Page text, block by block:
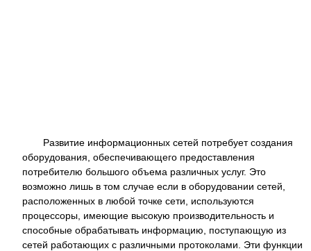
Развитие информационных сетей потребует создания
оборудования, обеспечивающего предоставления
потребителю большого объема различных услуг. Это
возможно лишь в том случае если в оборудовании сетей,
расположенных в любой точке сети, используются
процессоры, имеющие высокую производительность и
способные обрабатывать информацию, поступающую из
сетей работающих с различными протоколами. Эти функции